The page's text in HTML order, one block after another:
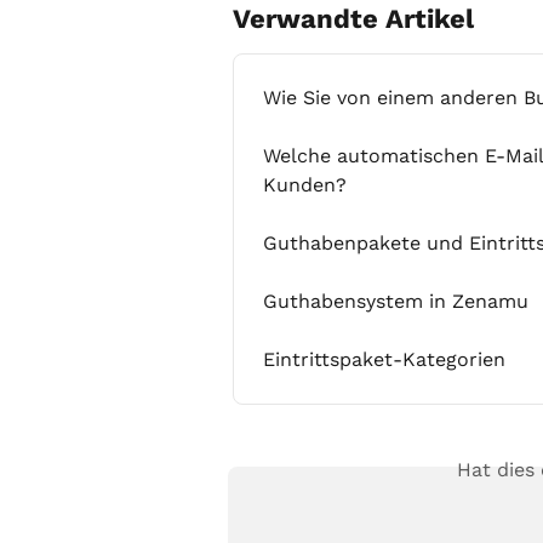
Verwandte Artikel
Wie Sie von einem anderen
Welche automatischen E-
Kunden?
Guthabenpakete und
Guthabensystem in Zenamu
Eintrittspaket-Kategorien
Hat dies